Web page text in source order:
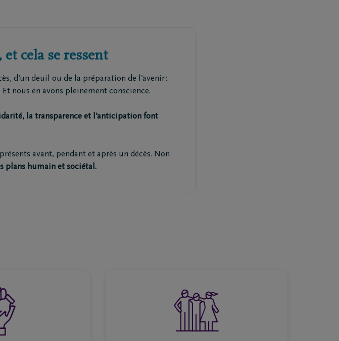
Inspiration
Geste du cœur
J'ai une opinion
J'ai une question
cela se ressent
d’un deuil ou de la préparation de l’avenir :
nous en avons pleinement conscience.
la transparence et l’anticipation font
avant, pendant et après un décès. Non
plans humain et sociétal.
Du Guide du deuil à “Mes dernières